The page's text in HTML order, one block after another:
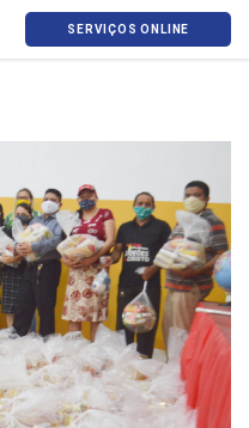
SERVIÇOS ONLINE